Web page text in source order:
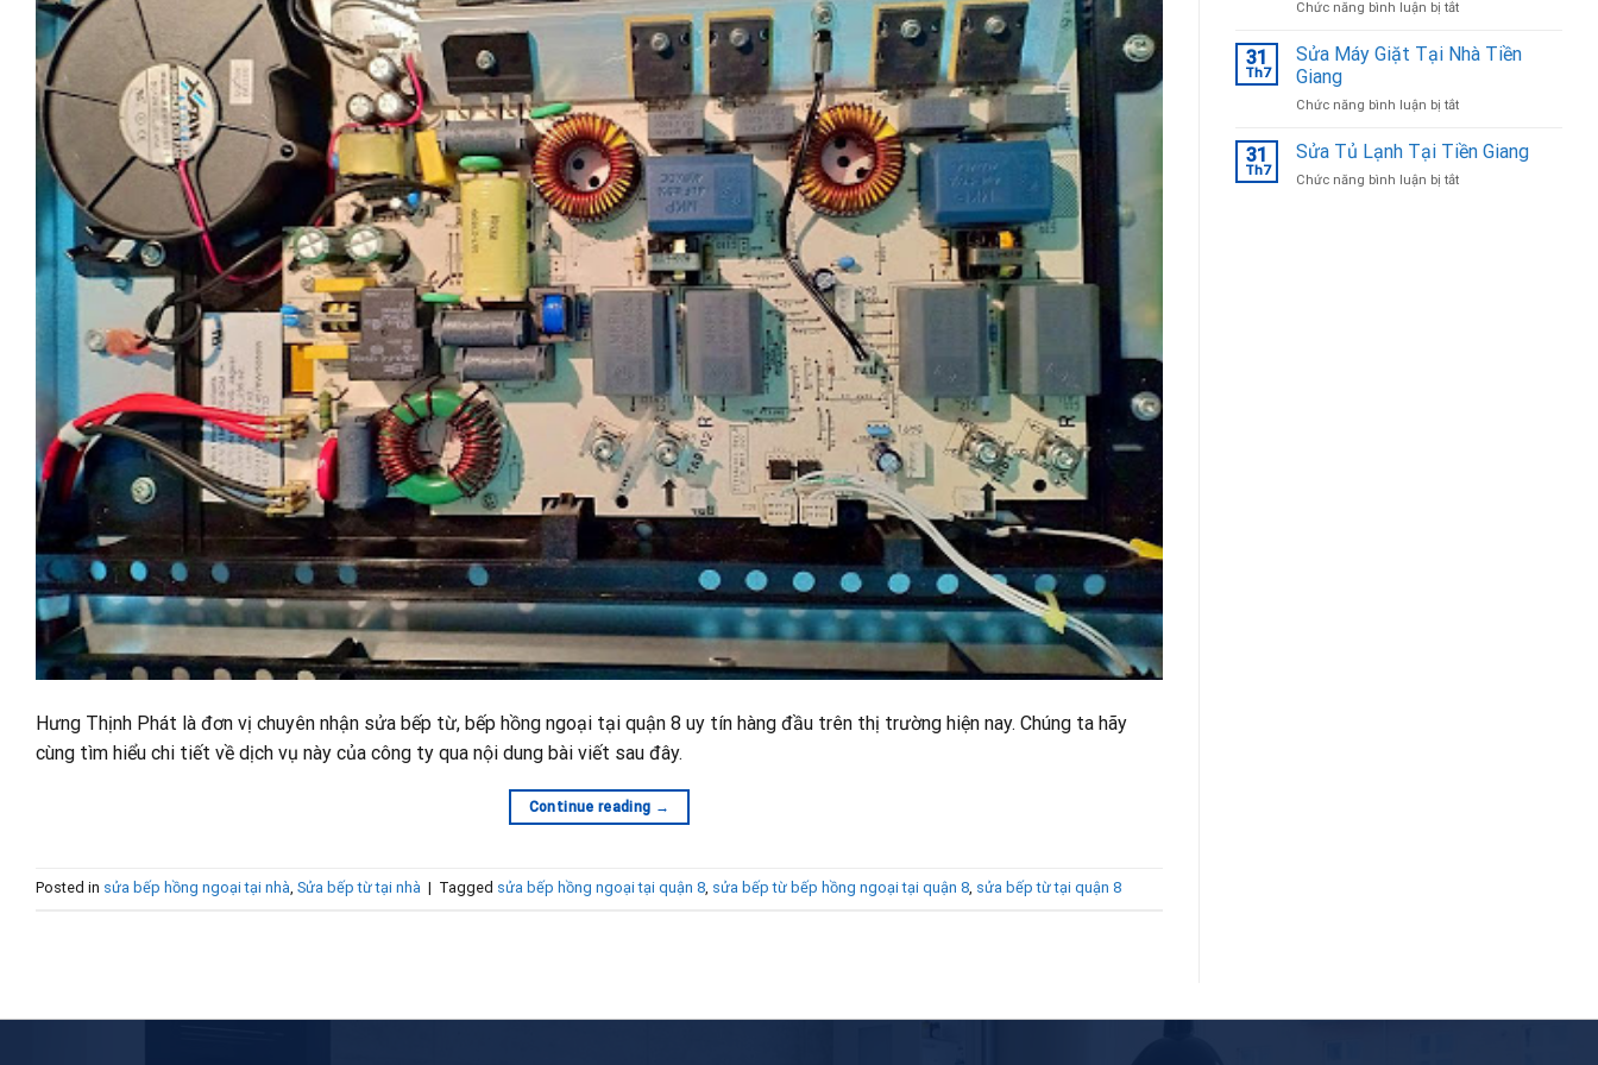
Hưng Thịnh Phát là đơn vị chuyên nhận sửa bếp từ, bếp hồng ngoại tại quận 8 uy tín hàng đầu trên thị trường hiện nay. Chúng ta hãy
cùng tìm hiểu chi tiết về dịch vụ này của công ty qua nội dung bài viết sau đây.
Continue reading →
Posted in sửa bếp hồng ngoại tại nhà, Sửa bếp từ tại nhà | Tagged sửa bếp hồng ngoại tại quận 8, sửa bếp từ bếp hồng ngoại tại quận 8, sửa bếp từ tại quận 8
Bắc
Chức năng bình luận bị tắtở
tủ
Bắc
uy
chuyên
31
Th7
Sửa Máy Giặt Tại Nhà Tiền
Giang
Chức năng bình luận bị tắtở
Máy
Giặt
Tại
31
Th7
Sửa Tủ Lạnh Tại Tiền Giang
Chức năng bình luận bị tắtở